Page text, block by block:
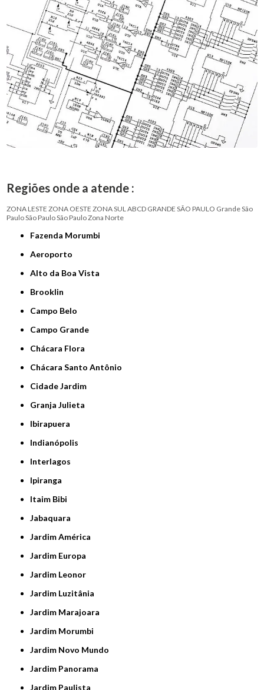
Regiões onde a atende :
ZONA LESTE ZONA OESTE ZONA SUL ABCD GRANDE SÃO PAULO Grande São
PauloSão PauloSão PauloZona Norte
Fazenda Morumbi
Aeroporto
Alto da Boa Vista
Brooklin
Campo Belo
Campo Grande
Chácara Flora
Chácara Santo Antônio
Cidade Jardim
Granja Julieta
Ibirapuera
Indianópolis
Interlagos
Ipiranga
Itaim Bibi
Jabaquara
Jardim América
Jardim Europa
Jardim Leonor
Jardim Luzitânia
Jardim Marajoara
Jardim Morumbi
Jardim Novo Mundo
Jardim Panorama
Jardim Paulista